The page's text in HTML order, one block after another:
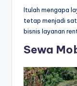
Itulah mengapa
tetap menjadi
bisnis layanan
Sewa